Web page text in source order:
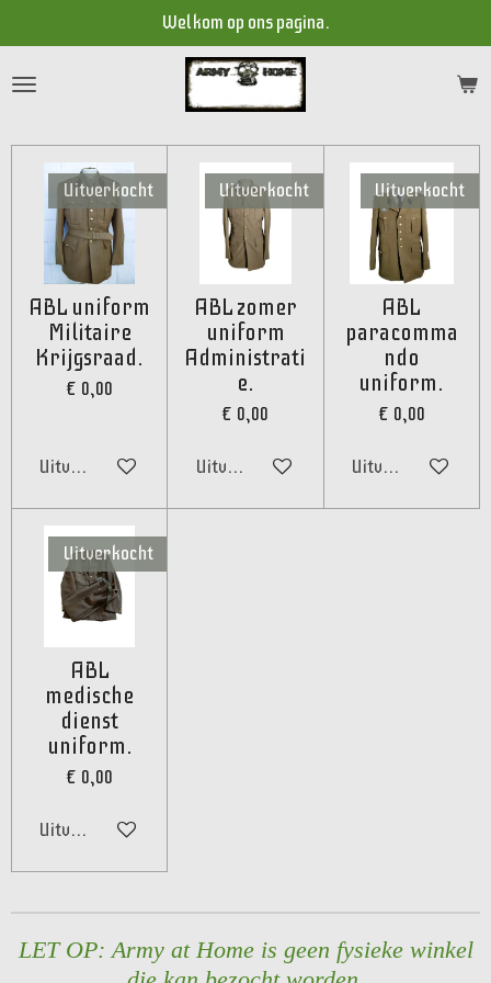
direct
naar
Welkom op ons pagina.
Uitverkocht
ABL uniform
Militaire
Krijgsraad.
€ 0,00
Uitverkocht
Uitverkocht
ABL zomer
uniform
Administrati
e.
€ 0,00
Uitverkocht
Uitverkocht
ABL
paracomma
ndo
uniform.
€ 0,00
Uitverkocht
Uitverkocht
ABL
medische
dienst
uniform.
€ 0,00
Uitverkocht
LET OP: Army at Home is geen fysieke winkel